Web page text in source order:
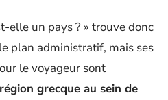
elle un pays ? » trouve donc
plan administratif, mais ses
le voyageur sont
grecque au sein de